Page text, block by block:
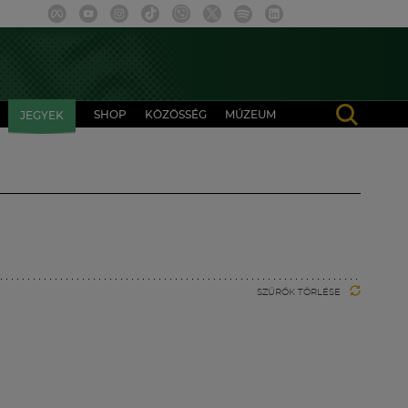
JEGYEK SHOP KÖZÖSSÉG MÚZEUM
SZŰRŐK TÖRLÉSE